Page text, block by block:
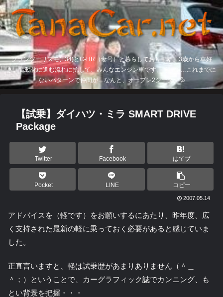
グランツーリスモ(F34)とC-HR（妻号）と暮らしております。3歳から車好
き。電動化に進む流れに抗して、みんなエンジン車です。そして…これまでに
ないパターンで仲間が…なんと、オープン2シーター💦
【試乗】ダイハツ・ミラ SMART DRIVE
Package
Twitter Facebook はてブ
Pocket LINE コピー
2007.05.14
アドバイスを（軽です）をお願いするにあたり、昨年度、広
く支持された最新の軽に乗っておく必要があると感じていま
した。
正直言いますと、軽は試乗歴があまりありません（＾＿
＾；）ということで、カーグラフィック誌でカンニング、も
とい背景を把握・・・